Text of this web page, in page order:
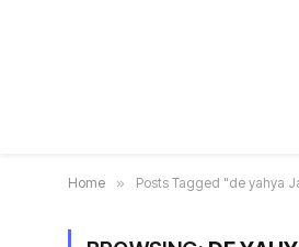
Home » Posts Tagged "de yahya